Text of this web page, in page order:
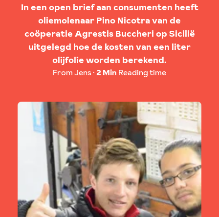
In een open brief aan consumenten heeft
oliemolenaar Pino Nicotra van de
coöperatie Agrestis Buccheri op Sicilië
uitgelegd hoe de kosten van een liter
olijfolie worden berekend.
From Jens 2 Min Reading time